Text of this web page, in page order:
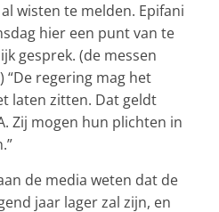
wisten te melden. Epifani
hier een punt van te
gesprek. (de messen
“De regering mag het
laten zitten. Dat geldt
Zij mogen hun plichten in
de media weten dat de
jaar lager zal zijn, en